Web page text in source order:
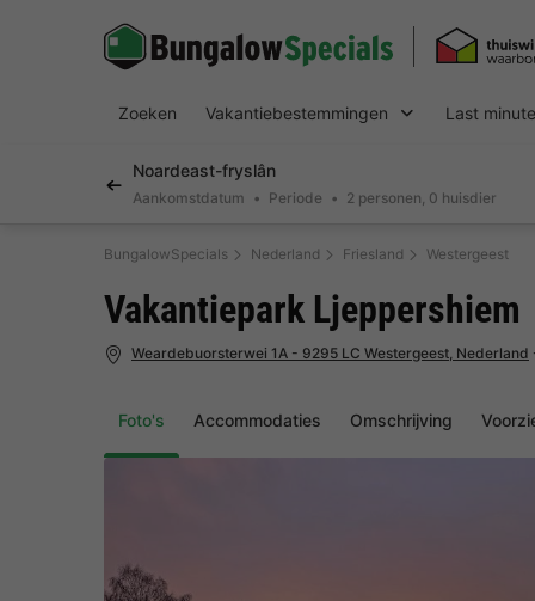
Zoeken Vakantiebestemmingen Last
Noardeast-fryslân
Aankomstdatum Periode 2 personen, 0 huisdier
BungalowSpecials Nederland Friesland Westergeest
Foto's Accommodaties Omschrijving
Vakantiepark Ljeppershiem
Weardebuorsterwei 1A - 9295 LC Westergeest, Nederland